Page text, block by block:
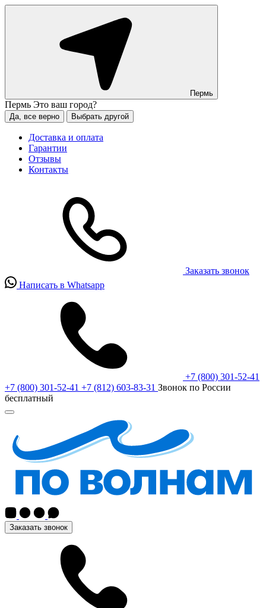
Пермь
Пермь Это ваш город?
Да, все верно Выбрать другой
Доставка и оплата
Гарантии
Отзывы
Контакты
Заказать звонок
Написать в Whatsapp
+7 (800) 301-52-41
+7 (800) 301-52-41 +7 (812) 603-83-31 Звонок по России
бесплатный
Заказать звонок